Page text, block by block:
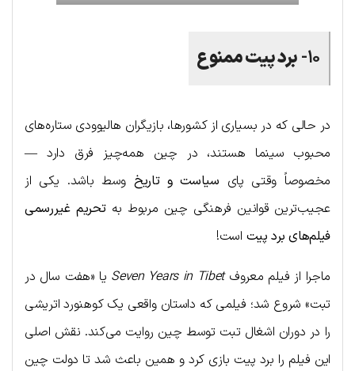
۱۰- برد پیت ممنوع
در حالی که در بسیاری از کشورها، بازیگران هالیوودی ستاره‌های
محبوب سینما هستند، در چین همه‌چیز فرق دارد —
مخصوصاً وقتی پای سیاست و تاریخ وسط باشد. یکی از
عجیب‌ترین قوانین فرهنگی چین مربوط بهتحریم غیررسمی
فیلم‌های برد پیت است!
ماجرا از فیلم معروفSeven Years in Tibet یا «هفت سال در
تبت» شروع شد؛ فیلمی که داستان واقعی یک کوهنورد اتریشی
را در دوران اشغال تبت توسط چین روایت می‌کند. نقش اصلی
این فیلم را برد پیت بازی کرد و همین باعث شد تا دولت چین